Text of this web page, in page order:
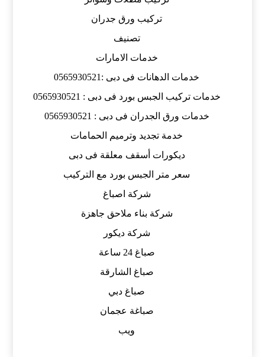
تركيب ورق جدران
تصنيف
خدمات الامارات
خدمات الدهانات فى دبى :0565930521
خدمات تركيب الجبس بورد فى دبى : 0565930521
خدمات ورق الجدران فى دبى : 0565930521
خدمة تجديد وترميم الحمامات
ديكورات أسقف معلقة فى دبى
سعر متر الجبس بورد مع التركيب
شركة اصباغ
شركة بناء ملاحق جاهزة
شركة ديكور
صباغ 24 ساعة
صباغ الشارقة
صباغ دبي
صباغة عجمان
ويب